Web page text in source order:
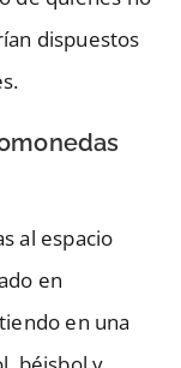
dispuestos
al espacio
en
en una